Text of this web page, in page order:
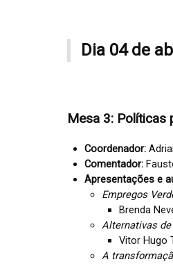
Dia 04 de
Mesa 3: Políticas
Coordenador:
Comentador:
Apresentações e
Empregos
Brenda
Alternativas
Vitor Hugo
A